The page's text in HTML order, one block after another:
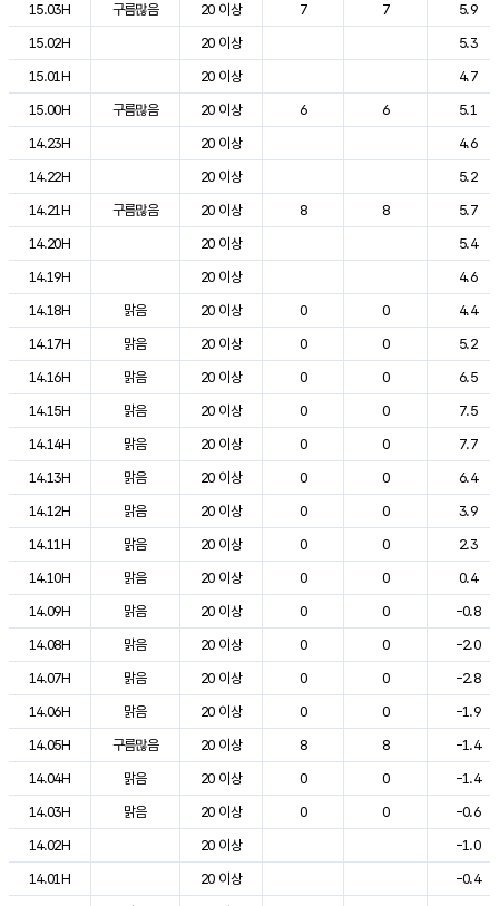
15.03H
구름많음 20 이상 7 7
5.9
15.02H
20 이상
5.3
15.01H
20 이상
4.7
15.00H
구름많음 20 이상 6 6
5.1
14.23H
20 이상
4.6
14.22H
20 이상
5.2
14.21H
구름많음 20 이상 8 8
5.7
14.20H
20 이상
5.4
14.19H
20 이상
4.6
14.18H
맑음 20 이상 0 0
4.4
14.17H
맑음 20 이상 0 0
5.2
14.16H
맑음 20 이상 0 0
6.5
14.15H
맑음 20 이상 0 0
7.5
14.14H
맑음 20 이상 0 0
7.7
14.13H
맑음 20 이상 0 0
6.4
14.12H
맑음 20 이상 0 0
3.9
14.11H
맑음 20 이상 0 0
2.3
14.10H
맑음 20 이상 0 0
0.4
14.09H
맑음 20 이상 0 0
-0.8
14.08H
맑음 20 이상 0 0
-2.0
14.07H
맑음 20 이상 0 0
-2.8
14.06H
맑음 20 이상 0 0
-1.9
14.05H
구름많음 20 이상 8 8
-1.4
14.04H
맑음 20 이상 0 0
-1.4
14.03H
맑음 20 이상 0 0
-0.6
14.02H
20 이상
-1.0
14.01H
20 이상
-0.4